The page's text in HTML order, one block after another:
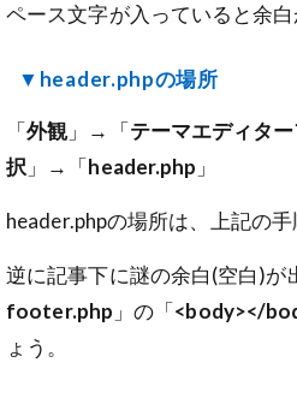
ペース文字が入っていると余白
▼header.phpの場所
「外観」→「テーマエディタ
択 」→「header.php 」
header.phpの場所は、上記の手
逆に記事下に謎の余白(空白)が
footer.php 」の「<body></
ょう。